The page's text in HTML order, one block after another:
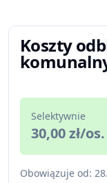
Koszty
Selektywnie
30,00 zł/os.
Obowiązuje od: